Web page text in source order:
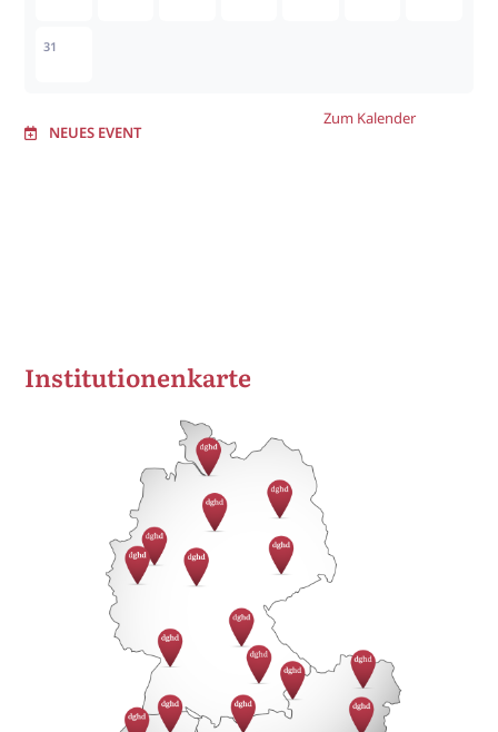
31
NEUES EVENT
Zum Kalender
Institutionenkarte